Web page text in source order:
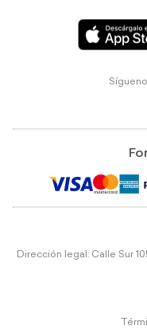
Dirección legal: Calle Sur